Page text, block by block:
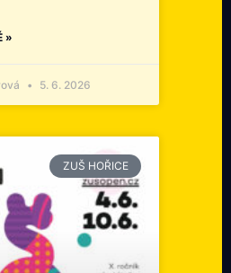
»
5. 6. 2026
ZUŠ HOŘICE